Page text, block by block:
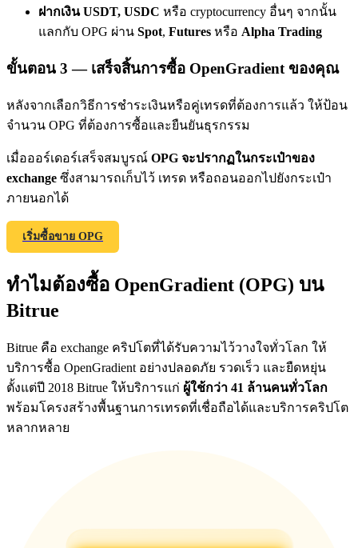
Share 500000 CASHCAT prize pool
Register & Trade to Win 500,000 USDT
Precious Metals Trading Carnival
Trade Gold & Silver · 33,333 USDT Bonus
USDT New User Exclusive 10% APR
USDT Flexible Staking | Daily Rewards
BTC New User Exclusive: 6.5% APR
ฝากเงิน USDT, USDC หรือ cryptocurrency อื่นๆ จากนั้น
แลกกับ OPG ผ่าน Spot, Futures หรือ Alpha Trading
ขั้นตอน 3 — เสร็จสิ้นการซื้อ OpenGradient ของคุณ
หลังจากเลือกวิธีการชำระเงินหรือคู่เทรดที่ต้องการแล้ว ให้ป้อน
จำนวน OPG ที่ต้องการซื้อและยืนยันธุรกรรม
เมื่อออร์เดอร์เสร็จสมบูรณ์ OPG จะปรากฏในกระเป๋าของ
exchange ซึ่งสามารถเก็บไว้ เทรด หรือถอนออกไปยังกระเป๋า
ภายนอกได้
เริ่มซื้อขาย OPG
ทำไมต้องซื้อ OpenGradient (OPG) บน
Bitrue
Bitrue คือ exchange คริปโตที่ได้รับความไว้วางใจทั่วโลก ให้
บริการซื้อ OpenGradient อย่างปลอดภัย รวดเร็ว และยืดหยุ่น
ตั้งแต่ปี 2018 Bitrue ให้บริการแก่ ผู้ใช้กว่า 41 ล้านคนทั่วโลก
พร้อมโครงสร้างพื้นฐานการเทรดที่เชื่อถือได้และบริการคริปโต
หลากหลาย